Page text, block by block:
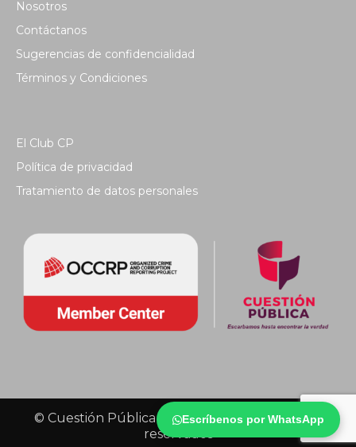
Escríbenos por WhatsApp
Nosotros
Contáctanos
Sugerencias de confidencialidad
Términos y Condiciones
El Club CP
Política de privacidad
Tratamiento de datos personales
© Cuestión Pública 2018 - Todos los derechos
reservados